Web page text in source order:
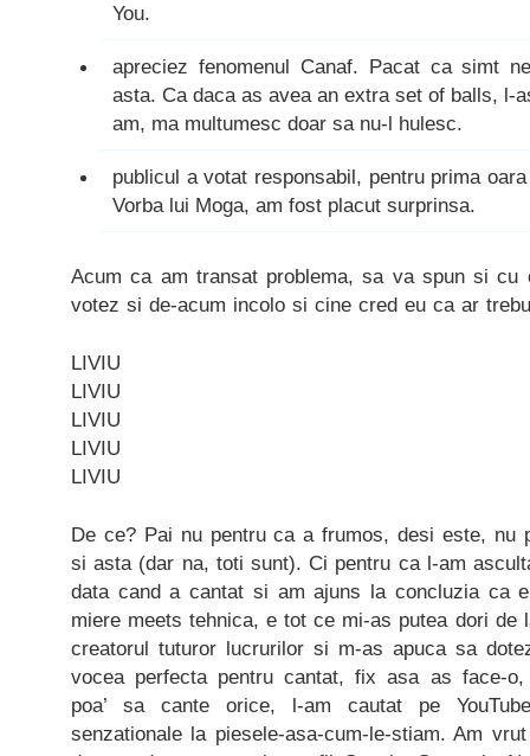
You.
apreciez fenomenul Canaf. Pacat ca simt
asta. Ca daca as avea an extra set of balls, l-
am, ma multumesc doar sa nu-l hulesc.
publicul a votat responsabil, pentru prima
Vorba lui Moga, am fost placut surprinsa.
Acum ca am transat problema, sa va spun si
votez si de-acum incolo si cine cred eu ca ar
LIVIU
LIVIU
LIVIU
LIVIU
LIVIU
De ce? Pai nu pentru ca a frumos, desi este, nu
si asta (dar na, toti sunt). Ci pentru ca l-am
data cand a cantat si am ajuns la concluzia ca
miere meets tehnica, e tot ce mi-as putea dori de
creatorul tuturor lucrurilor si m-as apuca sa
vocea perfecta pentru cantat, fix asa as face-
poa’ sa cante orice, l-am cautat pe
senzationale la piesele-asa-cum-le-stiam. Am